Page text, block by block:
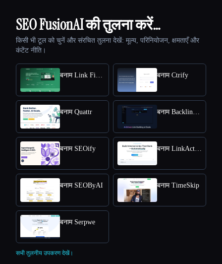
SEO FusionAI की तुलना करें…
किसी भी टूल को चुनें और संरचित तुलना देखें: मूल्य, परिनियोजन, क्षमताएँ और
कंटेंट नीति।
बनाम Link Finder बनाम Ctrify
बनाम Quattr बनाम Backlink GPT
बनाम SEOify बनाम LinkActions
बनाम SEOByAI बनाम TimeSkip
बनाम Serpwe
सभी तुलनीय उपकरण देखें।